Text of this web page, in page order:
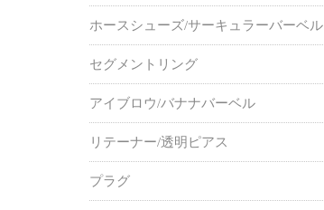
ホースシューズ/サーキュラーバーベル
セグメントリング
アイブロウ/バナナバーベル
リテーナー/透明ピアス
プラグ